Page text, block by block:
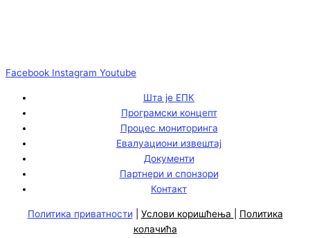
Facebook Instagram Youtube
Шта је ЕПК
Програмски концепт
Процес мониторинга
Евалуациони извештај
Документи
Партнери и спонзори
Контакт
Политика приватности Услови коришћења
Политика
колачића